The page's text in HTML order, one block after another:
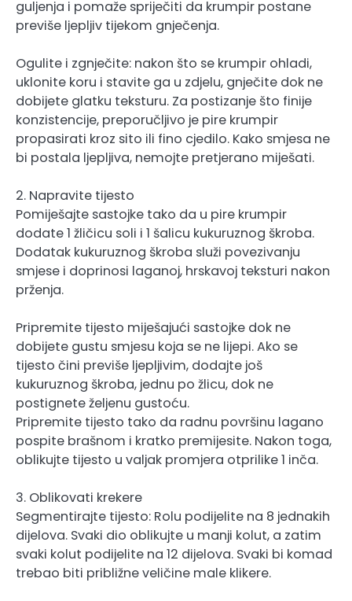
guljenja i pomaže spriječiti da krumpir postane
previše ljepljiv tijekom gnječenja.
Ogulite i zgnječite: nakon što se krumpir ohladi,
uklonite koru i stavite ga u zdjelu, gnječite dok ne
dobijete glatku teksturu. Za postizanje što finije
konzistencije, preporučljivo je pire krumpir
propasirati kroz sito ili fino cjedilo. Kako smjesa ne
bi postala ljepljiva, nemojte pretjerano miješati.
2. Napravite tijesto
Pomiješajte sastojke tako da u pire krumpir
dodate 1 žličicu soli i 1 šalicu kukuruznog škroba.
Dodatak kukuruznog škroba služi povezivanju
smjese i doprinosi laganoj, hrskavoj teksturi nakon
prženja.
Pripremite tijesto miješajući sastojke dok ne
dobijete gustu smjesu koja se ne lijepi. Ako se
tijesto čini previše ljepljivim, dodajte još
kukuruznog škroba, jednu po žlicu, dok ne
postignete željenu gustoću.
Pripremite tijesto tako da radnu površinu lagano
pospite brašnom i kratko premijesite. Nakon toga,
oblikujte tijesto u valjak promjera otprilike 1 inča.
3. Oblikovati krekere
Segmentirajte tijesto: Rolu podijelite na 8 jednakih
dijelova. Svaki dio oblikujte u manji kolut, a zatim
svaki kolut podijelite na 12 dijelova. Svaki bi komad
trebao biti približne veličine male klikere.